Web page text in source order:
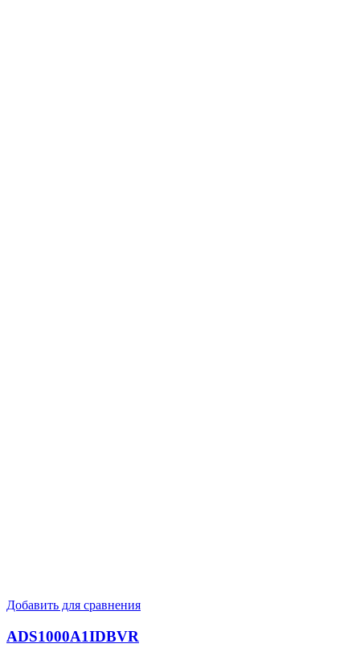
Добавить для сравнения
ADS1000A1IDBVR